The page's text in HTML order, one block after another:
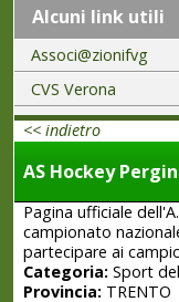
Alcuni link utili
Associ@zionifvg
CVS Verona
<< indietro
AS Hockey
Pagina ufficiale
campionato
partecipare ai
Categoria:Sport
Provincia:TRENTO